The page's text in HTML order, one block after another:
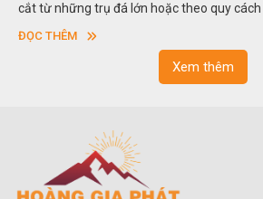
từ những trụ đá lớn hoặc theo quy cách
hoặc hình chữ nhật và có độ dày khác
THÊM
Xem thêm